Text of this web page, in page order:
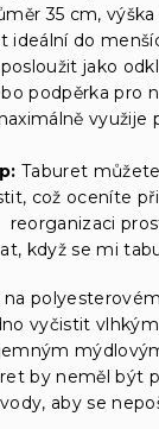
35 cm,
ideální do
jako
podpěrka pro
využije
Taburet
což oceníte
reorganizaci
když se mi
na
vyčistit
by neměl být
vody, aby se